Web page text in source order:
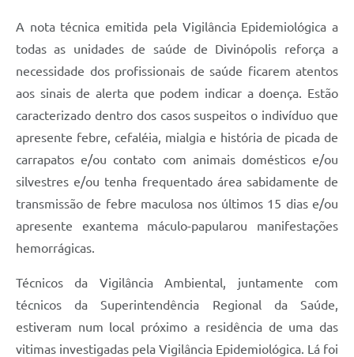
A nota técnica emitida pela Vigilância Epidemiológica a
todas as unidades de saúde de Divinópolis reforça a
necessidade dos profissionais de saúde ficarem atentos
aos sinais de alerta que podem indicar a doença. Estão
caracterizado dentro dos casos suspeitos o indivíduo que
apresente febre, cefaléia, mialgia e história de picada de
carrapatos e/ou contato com animais domésticos e/ou
silvestres e/ou tenha frequentado área sabidamente de
transmissão de febre maculosa nos últimos 15 dias e/ou
apresente exantema máculo-papularou manifestações
hemorrágicas.
Técnicos da Vigilância Ambiental, juntamente com
técnicos da Superintendência Regional da Saúde,
estiveram num local próximo a residência de uma das
vitimas investigadas pela Vigilância Epidemiológica. Lá foi